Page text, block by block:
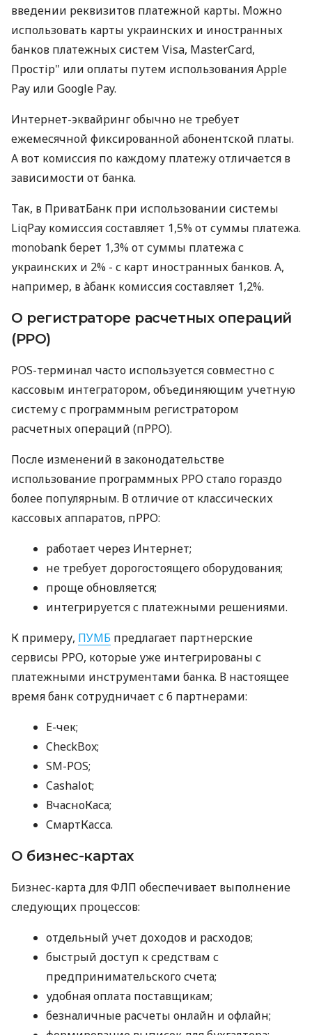
введении реквизитов платежной карты. Можно
использовать карты украинских и иностранных
банков платежных систем Visa, MasterCard,
Простір" или оплаты путем использования Apple
Pay или Google Pay.
Интернет-эквайринг обычно не требует
ежемесячной фиксированной абонентской платы.
А вот комиссия по каждому платежу отличается в
зависимости от банка.
Так, в ПриватБанк при использовании системы
LiqPay комиссия составляет 1,5% от суммы платежа.
monobank берет 1,3% от суммы платежа с
украинских и 2% - с карт иностранных банков. А,
например, в àбанк комиссия составляет 1,2%.
О регистраторе расчетных операций
(РРО)
POS-терминал часто используется совместно с
кассовым интегратором, объединяющим учетную
систему с программным регистратором
расчетных операций (пРРО).
После изменений в законодательстве
использование программных РРО стало гораздо
более популярным. В отличие от классических
кассовых аппаратов, пРРО:
работает через Интернет;
не требует дорогостоящего оборудования;
проще обновляется;
интегрируется с платежными решениями.
К примеру, ПУМБ предлагает партнерские
сервисы РРО, которые уже интегрированы с
платежными инструментами банка. В настоящее
время банк сотрудничает с 6 партнерами:
E-чек;
CheckBox;
SM-POS;
Cashalot;
ВчасноКаса;
СмартКасса.
О бизнес-картах
Бизнес-карта для ФЛП обеспечивает выполнение
следующих процессов:
отдельный учет доходов и расходов;
быстрый доступ к средствам с
предпринимательского счета;
удобная оплата поставщикам;
безналичные расчеты онлайн и офлайн;